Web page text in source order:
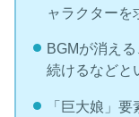
ャラクターを
BGMが消え
続けるなどと
「巨大娘」